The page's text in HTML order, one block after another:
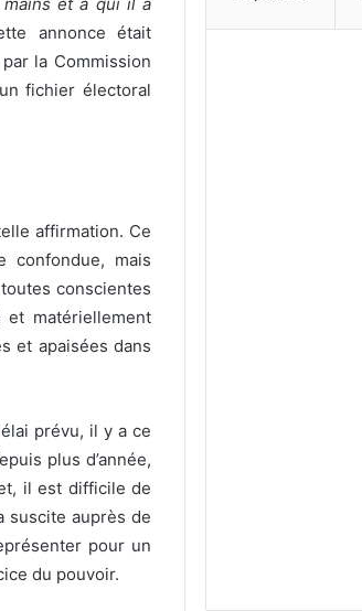
annonce était
la Commission
fichier électoral
affirmation. Ce
mais
conscientes
matériellement
et apaisées dans
prévu, il y a ce
plus d’année,
il est difficile de
suscite auprès de
pour un
du pouvoir.